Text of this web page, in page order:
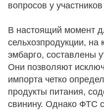
вопросов у
В настоящий момент
сельхозпродукции, на
эмбарго, составлены
Они позволяют
импорта четко
продукты питания,
свинину. Однако ФТС